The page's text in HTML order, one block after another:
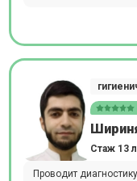
Стаж 13
Проводит